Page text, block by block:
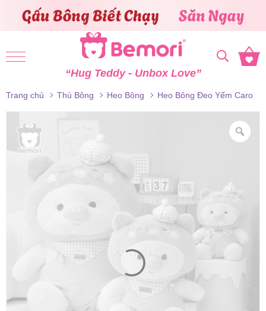
Skip to content
“Hug Teddy - Unbox Love”
Trang chủ Thú Bông Heo Bông Heo Bông Đeo Yếm Caro